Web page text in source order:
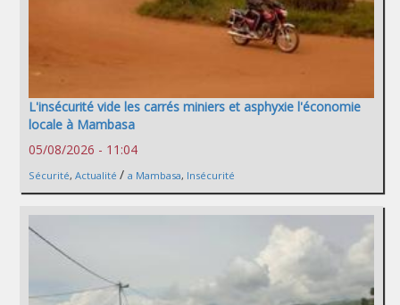
L'insécurité vide les carrés miniers et asphyxie l'économie
locale à Mambasa
05/08/2026 - 11:04
Sécurité, Actualité / a Mambasa, Insécurité